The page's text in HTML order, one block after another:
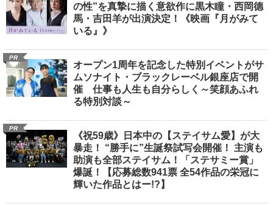
の性”を真摯に描く意欲作に黒木瞳・西岡德
馬・吉田羊が出演決定！《映画『月がみて
いる』》
PR
オープン1周年を記念した特別イベントがサ
ムソナイト・ブラックレーベル銀座店で開
催 仕事も人生も自分らしく～笑顔あふれ
る特別対談～
PR
《祝59歳》日本中の【ステイサム愛】が大
暴走！ “勝手に”生誕祭試写会開催！ 主演も
助演も全部ステイサム！「ステサミー賞」
爆誕！【応募総数941票 全54作品の栄冠に
輝いた作品とはー!?】